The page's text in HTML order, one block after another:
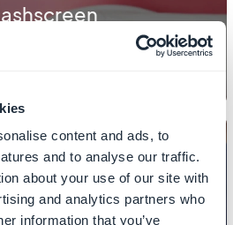
content and ads, to
and to analyse our traffic.
about your use of our site with
and analytics partners who
information that you’ve
l'header del tuo